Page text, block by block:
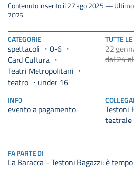
FA PARTE DI
La Baracca - Testoni Ragazzi: è
CATEGORIE
spettacoli
0-6
Card Cultura
Teatri Metropolitani
teatro
under 16
TUTTE
22
dal 24
INFO
evento a pagamento
Testoni
Contenuto inserito il 27 ago 2025 —
2025